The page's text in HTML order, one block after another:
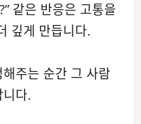
같은 반응은 고통을
깊게 만듭니다.
주는 순간 그 사람
다.